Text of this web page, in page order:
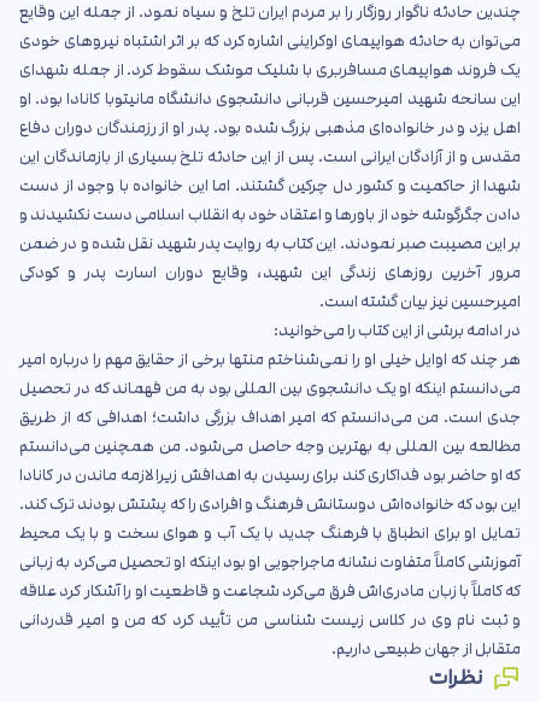
چندین حادثه ناگوار روزگار را بر مردم ایران تلخ و سیاه نمود. از جمله این وقایع
می‌توان به حادثه هواپیمای اوکراینی اشاره کرد که بر اثر اشتباه نیروهای خودی
یک فروند هواپیمای مسافربری با شلیک موشک سقوط کرد. از جمله شهدای
این سانحه شهید امیرحسین قربانی دانشجوی دانشگاه مانیتوبا کانادا بود. او
اهل یزد و در خانواده‌ای مذهبی بزرگ شده بود. پدر او از رزمندگان دوران دفاع
مقدس و از آزادگان ایرانی است. پس از این حادثه تلخ بسیاری از بازماندگان این
شهدا از حاکمیت و کشور دل چرکین گشتند. اما این خانواده با وجود از دست
دادن جگرگوشه خود از باورها و اعتقاد خود به انقلاب اسلامی دست نکشیدند و
بر این مصیبت صبر نمودند. این کتاب به روایت پدر شهید نقل شده و در ضمن
مرور آخرین روزهای زندگی این شهید، وقایع دوران اسارت پدر و کودکی
امیرحسین نیز بیان گشته است.
در ادامه برشی از این کتاب را می‌خوانید:
هر چند که اوایل خیلی او را نمی‌شناختم منتها برخی از حقایق مهم را درباره امیر
می‌دانستم اینکه او یک دانشجوی بین المللی بود به من فهماند که در تحصیل
جدی است. من می‌دانستم که امیر اهداف بزرگی داشت؛ اهدافی که از طریق
مطالعه بین المللی به بهترین وجه حاصل می‌شود. من همچنین می‌دانستم
که او حاضر بود فداکاری کند برای رسیدن به اهدافش زیرا لازمه ماندن در کانادا
این بود که خانواده‌اش دوستانش فرهنگ و افرادی را که پشتش بودند ترک کند.
تمایل او برای انطباق با فرهنگ جدید با یک آب و هوای سخت و با یک محیط
آموزشی کاملاً متفاوت نشانه ماجراجویی او بود اینکه او تحصیل می‌کرد به زبانی
که کاملاً با زبان مادری‌اش فرق می‌کرد شجاعت و قاطعیت او را آشکار کرد علاقه
و ثبت نام وی در کلاس زیست شناسی من تأیید کرد که من و امیر قدردانی
متقابل از جهان طبیعی داریم.
نظرات